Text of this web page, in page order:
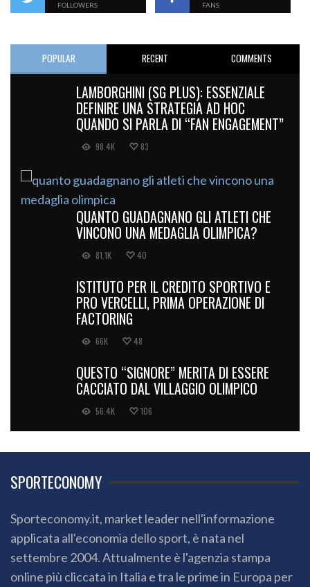
FOLLOWERS FANS
POPULAR RECENT COMMENTS
LAMBORGHINI (SG PLUS): ESSENZIALE
DEFINIRE UNA STRATEGIA AD HOC
QUANDO SI PARLA DI “FAN ENGAGEMENT”
98.4K 83
QUANTO GUADAGNANO GLI ATLETI CHE
VINCONO UNA MEDAGLIA OLIMPICA?
81.1K 40
ISTITUTO PER IL CREDITO SPORTIVO E
PRO VERCELLI, PRIMA OPERAZIONE DI
FACTORING
66K 48
QUESTO “SIGNORE” MERITA DI ESSERE
CACCIATO DAL VILLAGGIO OLIMPICO
56.4K 106
SPORTECONOMY
Sporteconomy.it, market leader nell'informazione
applicata all'economia dello sport, è nata nel
settembre 2004. Attualmente è l'agenzia stampa
online più cliccata in Italia e tra le prime in Europa per